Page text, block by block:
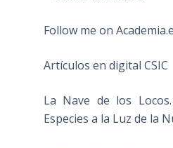
Follow me on
Artículos en digital CSIC
La Nave de los
Especies a la Luz de la